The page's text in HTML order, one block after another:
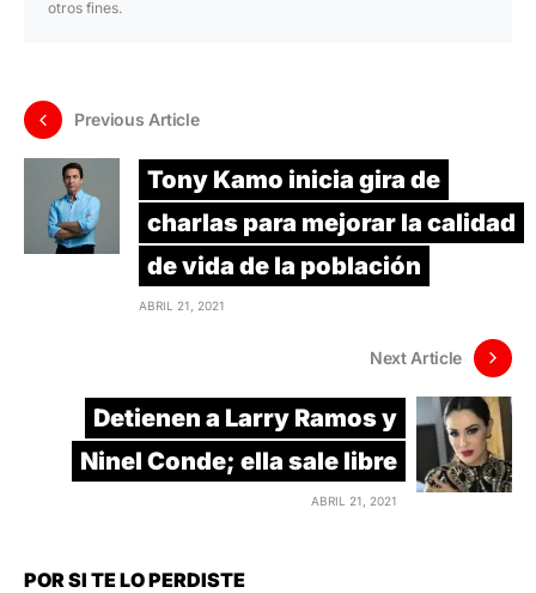
otros fines.
Previous Article
Tony Kamo inicia gira de
charlas para mejorar la calidad
de vida de la población
ABRIL 21, 2021
Next Article
Detienen a Larry Ramos y
Ninel Conde; ella sale libre
ABRIL 21, 2021
POR SI TE LO PERDISTE